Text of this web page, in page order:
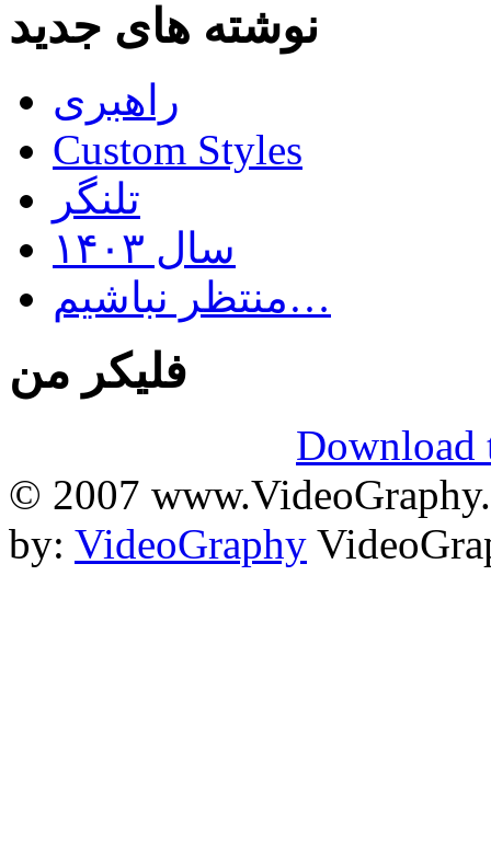
نوشته های جدید
راهبری
Custom Styles
تلنگر
سال ۱۴۰۳
منتظر نباشیم…
فلیکر من
Download
© 2007
by: VideoGraphy